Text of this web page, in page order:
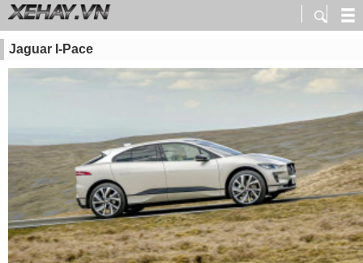
Jaguar I-Pace